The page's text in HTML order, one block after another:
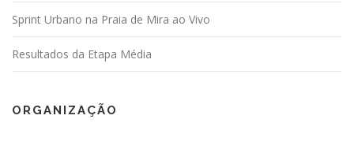
Sprint Urbano na Praia de Mira ao Vivo
Resultados da Etapa Média
ORGANIZAÇÃO